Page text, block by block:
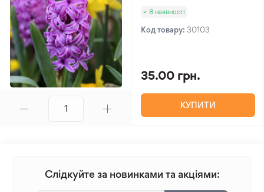
В наявності
Код товару: 30103
35.00 грн.
КУПИТИ
Слідкуйте за новинками та акціями: